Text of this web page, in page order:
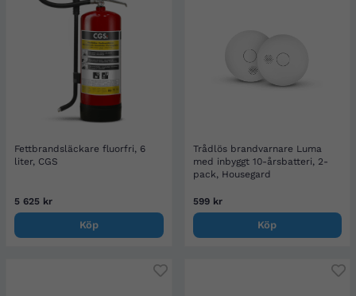
Fettbrandsläckare fluorfri, 6
liter, CGS
5 625 kr
Köp
Trådlös brandvarnare Luma
med inbyggt 10-årsbatteri, 2-
pack, Housegard
599 kr
Köp